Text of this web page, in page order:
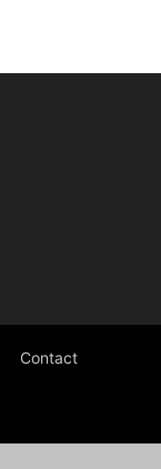
Contact